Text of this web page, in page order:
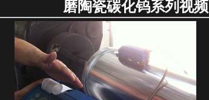
磨陶瓷碳化钨系列视频